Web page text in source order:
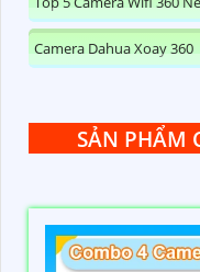
Camera Dahua Xoay 360
SẢN PHẨM